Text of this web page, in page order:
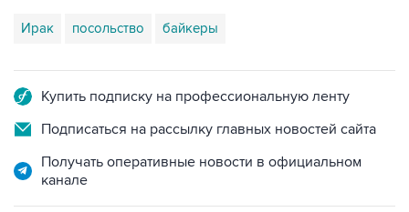
Ирак посольство байкеры
Купить подписку на профессиональную ленту
Подписаться на рассылку главных новостей сайта
Получать оперативные новости в официальном
канале